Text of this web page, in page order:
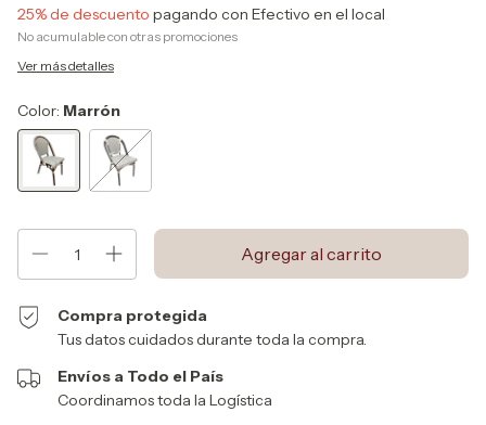
25% de descuento pagando con Efectivo en el local
No acumulable con otras promociones
Ver más detalles
Color: Marrón
Compra protegida
Tus datos cuidados durante toda la compra.
Envíos a Todo el País
Coordinamos toda la Logística